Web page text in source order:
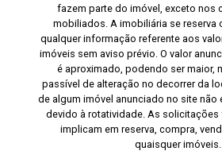
fazem parte do imóvel, exceto nos
mobiliados. A imobiliária se reserva
qualquer informação referente aos
imóveis sem aviso prévio. O valor
é aproximado, podendo ser maior,
passível de alteração no decorrer da
de algum imóvel anunciado no site não
devido à rotatividade. As solicitações
implicam em reserva, compra,
quaisquer imóveis.